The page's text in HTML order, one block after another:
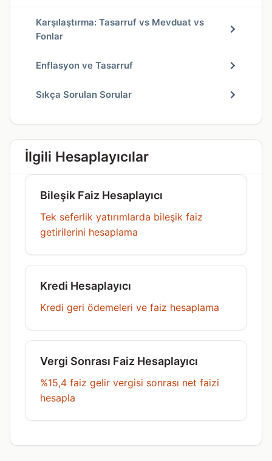
Karşılaştırma: Tasarruf vs Mevduat vs
Fonlar
Enflasyon ve Tasarruf
Sıkça Sorulan Sorular
İlgili Hesaplayıcılar
Bileşik Faiz Hesaplayıcı
Tek seferlik yatırımlarda bileşik faiz
getirilerini hesaplama
Kredi Hesaplayıcı
Kredi geri ödemeleri ve faiz hesaplama
Vergi Sonrası Faiz Hesaplayıcı
%15,4 faiz gelir vergisi sonrası net faizi
hesapla